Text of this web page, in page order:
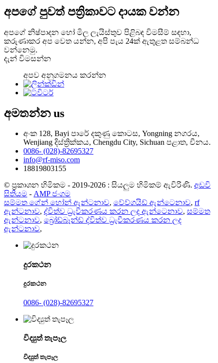
අපගේ පුවත් පත්‍රිකාවට දායක වන්න
අපගේ නිෂ්පාදන හෝ මිල ලැයිස්තුව පිළිබඳ විමසීම් සඳහා,
කරුණාකර අප වෙත යන්න, අපි පැය 24ක් ඇතුළත සම්බන්ධ
වන්නෙමු.
දැන් විමසන්න
අපව අනුගමනය කරන්න
අමතන්නus
අංක 128, Bayi පාරේ දකුණු කොටස, Yongning නගරය,
Wenjiang දිස්ත්‍රික්කය, Chengdu City, Sichuan පළාත, චීනය.
0086- (028)-82695327
info@rf-miso.com
18819803155
© ප්‍රකාශන හිමිකම - 2019-2026 : සියලුම හිමිකම් ඇවිරිණි. අඩවි
සිතියම - AMP ජංගම
සම්මත ගේන් හෝන් ඇන්ටනාව, වේව්ගයිඩ් ඇන්ටෙනාව, rf
ඇන්ටනාව, ද්විත්ව ධ්‍රැවීකරණය කරන ලද ඇන්ටෙනාව, සම්මත
ඇන්ටනාව, බ්‍රෝඩ්බෑන්ඩ් ද්විත්ව ධ්‍රැවීකරණය කරන ලද
ඇන්ටනාව,
දුරකථන
දුරකථන
0086- (028)-82695327
විද්‍යුත් තැපෑල
විද්‍යුත් තැපෑල